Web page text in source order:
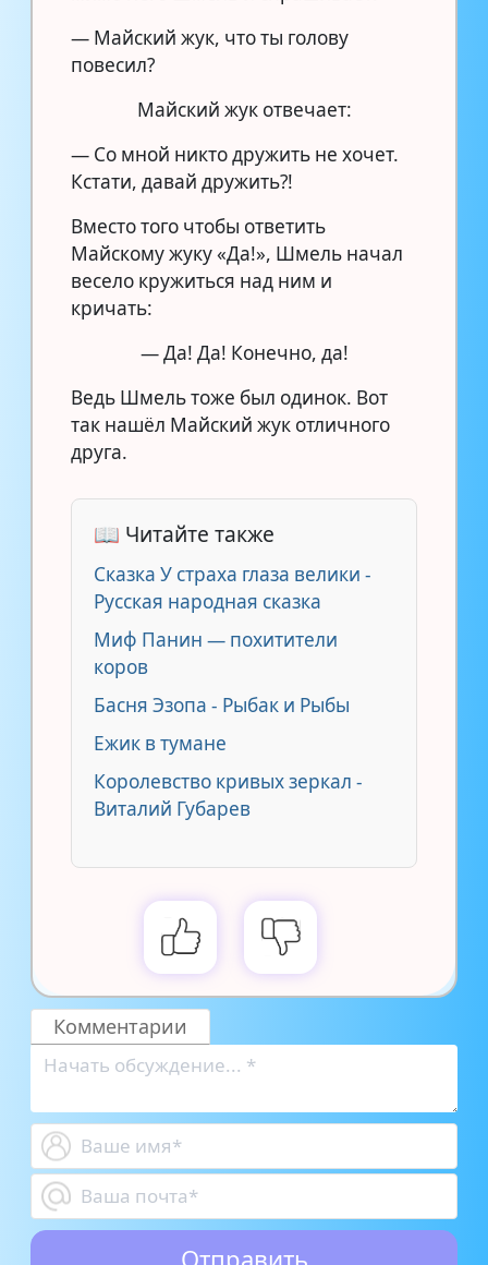
— Майский жук, что ты голову
повесил?
Майский жук отвечает:
— Со мной никто дружить не хочет.
Кстати, давай дружить?!
Вместо того чтобы ответить
Майскому жуку «Да!», Шмель начал
весело кружиться над ним и
кричать:
— Да! Да! Конечно, да!
Ведь Шмель тоже был одинок. Вот
так нашёл Майский жук отличного
друга.
📖 Читайте также
Сказка У страха глаза велики -
Русская народная сказка
Миф Панин — похитители
коров
Басня Эзопа - Рыбак и Рыбы
Ежик в тумане
Королевство кривых зеркал -
Виталий Губарев
Комментарии